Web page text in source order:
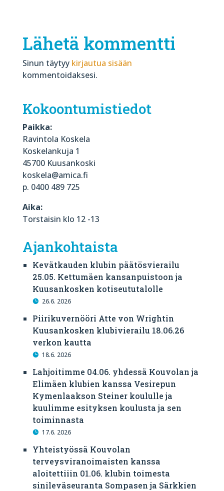
Lähetä kommentti
Sinun täytyy kirjautua sisään
kommentoidaksesi.
Kokoontumistiedot
Paikka:
Ravintola Koskela
Koskelankuja 1
45700 Kuusankoski
koskela@amica.fi
p. 0400 489 725
Aika:
Torstaisin klo 12 -13
Ajankohtaista
Kevätkauden klubin päätösvierailu
25.05. Kettumäen kansanpuistoon ja
Kuusankosken kotiseututalolle
26.6. 2026
Piirikuvernööri Atte von Wrightin
Kuusankosken klubivierailu 18.06.26
verkon kautta
18.6. 2026
Lahjoitimme 04.06. yhdessä Kouvolan ja
Elimäen klubien kanssa Vesirepun
Kymenlaakson Steiner koululle ja
kuulimme esityksen koulusta ja sen
toiminnasta
17.6. 2026
Yhteistyössä Kouvolan
terveysviranoimaisten kanssa
aloitettiiin 01.06. klubin toimesta
sinileväseuranta Sompasen ja Särkkien